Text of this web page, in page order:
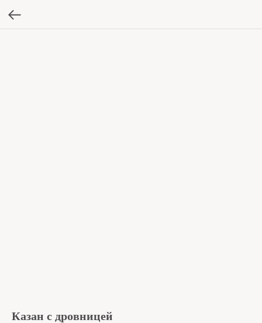
Казан с дровницей